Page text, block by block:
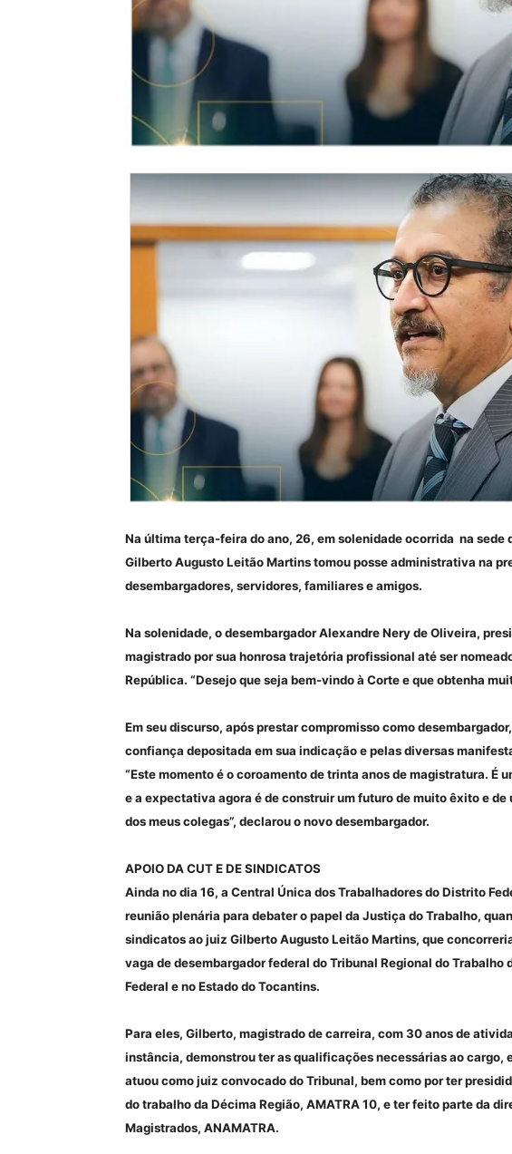
Na última terça-feira do ano, 26, em solenidade ocorrida na sede
Gilberto Augusto Leitão Martins tomou posse administrativa na
desembargadores, servidores, familiares e amigos.
Na solenidade, o desembargador Alexandre Nery de Oliveira,
magistrado por sua honrosa trajetória profissional até ser
República. “Desejo que seja bem-vindo à Corte e que obtenha
Em seu discurso, após prestar compromisso como
confiança depositada em sua indicação e pelas diversas
“Este momento é o coroamento de trinta anos de magistratura. É
e a expectativa agora é de construir um futuro de muito êxito e
dos meus colegas”, declarou o novo desembargador.
APOIO DA CUT E DE SINDICATOS
Ainda no dia 16, a Central Única dos Trabalhadores do Distrito
reunião plenária para debater o papel da Justiça do Trabalho,
sindicatos ao juiz Gilberto Augusto Leitão Martins, que
vaga de desembargador federal do Tribunal Regional do
Federal e no Estado do Tocantins.
Para eles, Gilberto, magistrado de carreira, com 30 anos de
instância, demonstrou ter as qualificações necessárias ao cargo,
atuou como juiz convocado do Tribunal, bem como por ter
do trabalho da Décima Região, AMATRA 10, e ter feito parte da
Magistrados, ANAMATRA.